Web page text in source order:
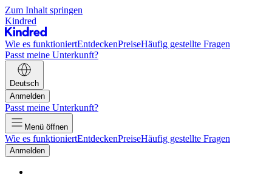
Zum Inhalt springen
Kindred
Wie es funktioniertEntdeckenPreiseHäufig gestellte Fragen
Passt meine Unterkunft?
Deutsch
Anmelden
Passt meine Unterkunft?
Menü öffnen
Wie es funktioniertEntdeckenPreiseHäufig gestellte Fragen
Anmelden